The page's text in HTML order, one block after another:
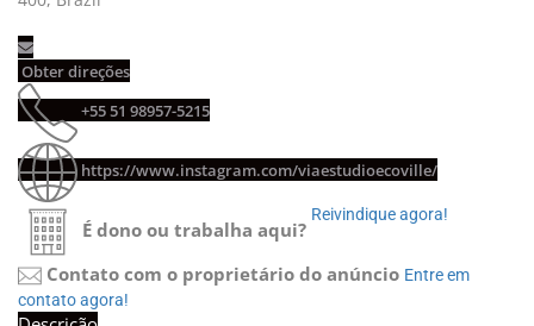
Obter direções
+55 51 98957-5215
https://www.instagram.com/viaestudioecoville/
É dono ou trabalha aqui?
Reivindique agora!
Contato com o proprietário do anúncio Entre em
contato agora!